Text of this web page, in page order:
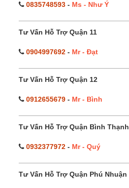
0835748593 - Ms - Như Ý
Tư Vấn Hỗ Trợ Quận 11
0904997692 - Mr - Đạt
Tư Vấn Hỗ Trợ Quận 12
0912655679 - Mr - Bình
Tư Vấn Hỗ Trợ Quận Bình Thạnh
0932377972 - Mr - Quý
Tư Vấn Hỗ Trợ Quận Phú Nhuận